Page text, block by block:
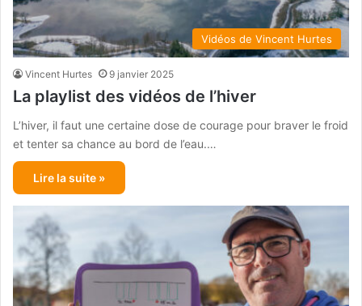
Vidéos de Vincent Hurtes
Vincent Hurtes 9 janvier 2025
La playlist des vidéos de l’hiver
L’hiver, il faut une certaine dose de courage pour braver le froid
et tenter sa chance au bord de l’eau.…
Lire la suite »